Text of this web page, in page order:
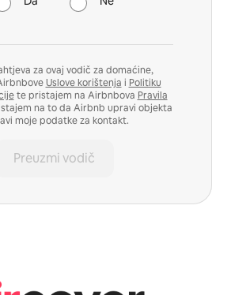
za ovaj vodič za domaćine,
Uslove korištenja i Politiku
te pristajem na Airbnbova Pravila
na to da Airbnb upravi objekta
moje podatke za kontakt.
Preuzmi vodič